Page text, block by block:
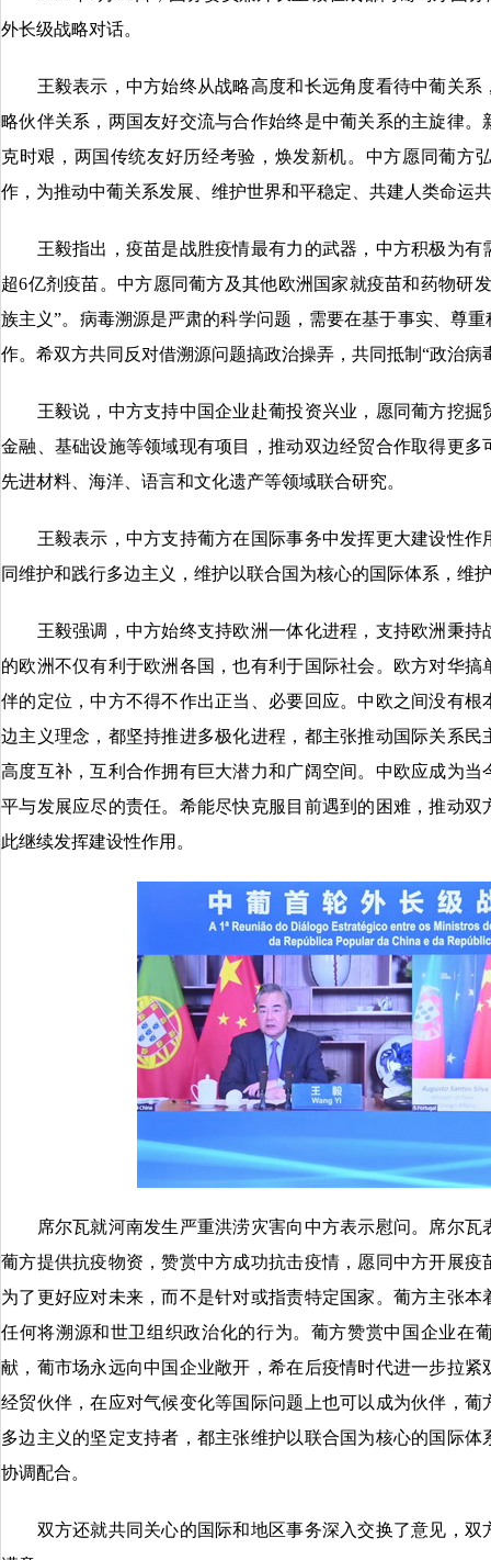
外长级战略对话。
王毅表示，中方始终从战略高度和长远角度看待中葡关系
略伙伴关系，两国友好交流与合作始终是中葡关系的主旋律
克时艰，两国传统友好历经考验，焕发新机。中方愿同葡方
作，为推动中葡关系发展、维护世界和平稳定、共建人类命运
王毅指出，疫苗是战胜疫情最有力的武器，中方积极为有
超6亿剂疫苗。中方愿同葡方及其他欧洲国家就疫苗和药物研
族主义”。病毒溯源是严肃的科学问题，需要在基于事实、尊
作。希双方共同反对借溯源问题搞政治操弄，共同抵制“政治病
王毅说，中方支持中国企业赴葡投资兴业，愿同葡方挖掘
金融、基础设施等领域现有项目，推动双边经贸合作取得更
先进材料、海洋、语言和文化遗产等领域联合研究。
王毅表示，中方支持葡方在国际事务中发挥更大建设性作
同维护和践行多边主义，维护以联合国为核心的国际体系，维
王毅强调，中方始终支持欧洲一体化进程，支持欧洲秉持
的欧洲不仅有利于欧洲各国，也有利于国际社会。欧方对华
伴的定位，中方不得不作出正当、必要回应。中欧之间没有
边主义理念，都坚持推进多极化进程，都主张推动国际关系
高度互补，互利合作拥有巨大潜力和广阔空间。中欧应成为
平与发展应尽的责任。希能尽快克服目前遇到的困难，推动
此继续发挥建设性作用。
席尔瓦就河南发生严重洪涝灾害向中方表示慰问。席尔瓦
葡方提供抗疫物资，赞赏中方成功抗击疫情，愿同中方开展
为了更好应对未来，而不是针对或指责特定国家。葡方主张
任何将溯源和世卫组织政治化的行为。葡方赞赏中国企业在
献，葡市场永远向中国企业敞开，希在后疫情时代进一步拉
经贸伙伴，在应对气候变化等国际问题上也可以成为伙伴，
多边主义的坚定支持者，都主张维护以联合国为核心的国际
协调配合。
双方还就共同关心的国际和地区事务深入交换了意见，双